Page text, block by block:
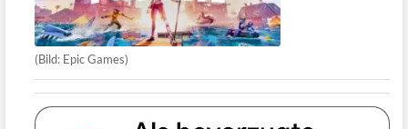
(Bild: Epic Games)